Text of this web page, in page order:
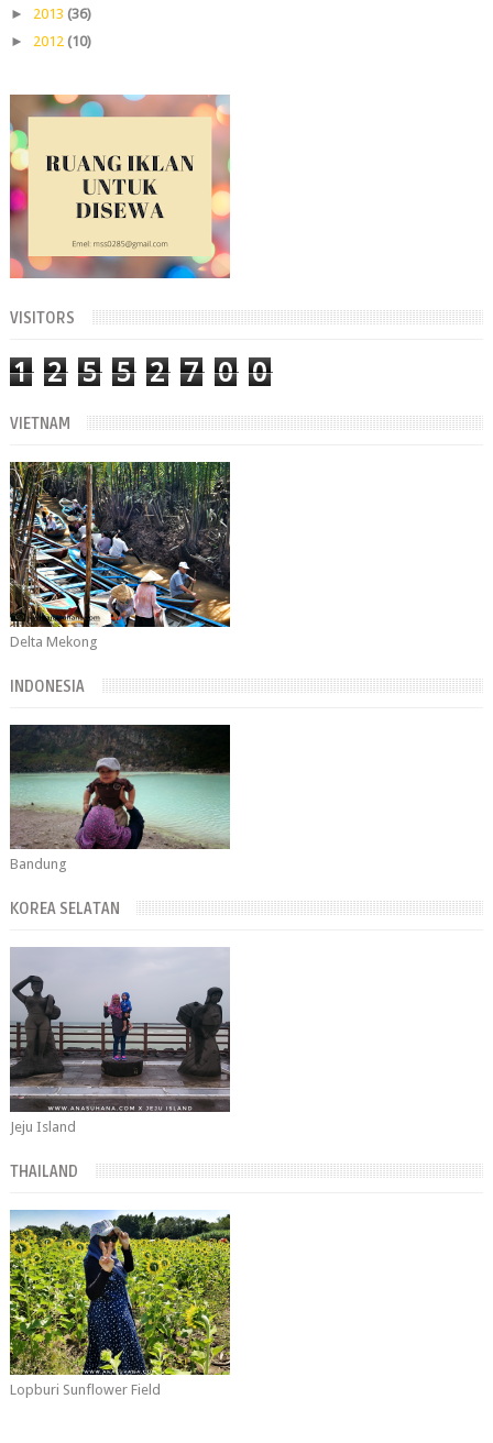
► 2013 (36)
► 2012 (10)
VISITORS
1 2 5 5 2 7 0 0
VIETNAM
Delta Mekong
INDONESIA
Bandung
KOREA SELATAN
Jeju Island
THAILAND
Lopburi Sunflower Field